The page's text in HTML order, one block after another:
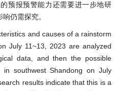
预报预警能力还需要进一步地研
仍需探究。
and causes of a rainstorm
July 11~13, 2023 are analyzed
data, and then the possible
southwest Shandong on July
results indicate that this is a